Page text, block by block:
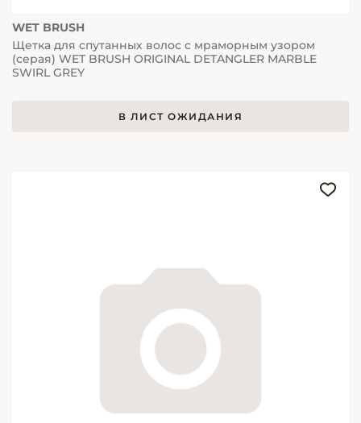
WET BRUSH
Щетка для спутанных волос с мраморным узором
(серая) WET BRUSH ORIGINAL DETANGLER MARBLE
SWIRL GREY
В ЛИСТ ОЖИДАНИЯ